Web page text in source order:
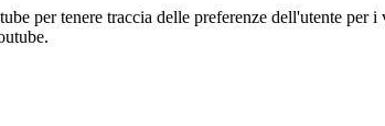
per tenere traccia delle preferenze dell'utente